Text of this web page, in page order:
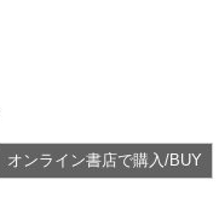
オンライン書店で購入/BUY